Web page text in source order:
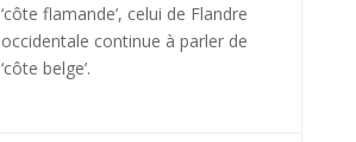
‘côte flamande’, celui de Flandre
occidentale continue à parler de
‘côte belge’.